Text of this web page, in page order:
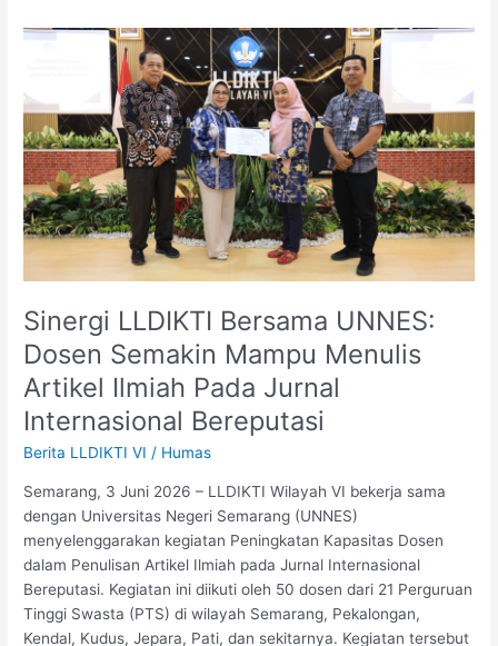
Sinergi LLDIKTI Bersama UNNES:
Dosen Semakin Mampu Menulis
Artikel Ilmiah Pada Jurnal
Internasional Bereputasi
Berita LLDIKTI VI / Humas
Semarang, 3 Juni 2026 – LLDIKTI Wilayah VI bekerja sama
dengan Universitas Negeri Semarang (UNNES)
menyelenggarakan kegiatan Peningkatan Kapasitas Dosen
dalam Penulisan Artikel Ilmiah pada Jurnal Internasional
Bereputasi. Kegiatan ini diikuti oleh 50 dosen dari 21 Perguruan
Tinggi Swasta (PTS) di wilayah Semarang, Pekalongan,
Kendal, Kudus, Jepara, Pati, dan sekitarnya. Kegiatan tersebut
Sinergi
Bersama
UNNES:
Dosen
Semakin
Mampu
Menulis
Artikel
Pada
Jurnal
Internasional
Bereputasi